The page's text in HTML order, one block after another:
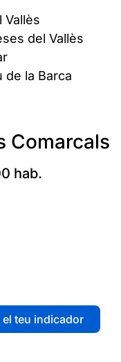
Vallès
del Vallès
de la Barca
Comarcals
hab.
teu indicador